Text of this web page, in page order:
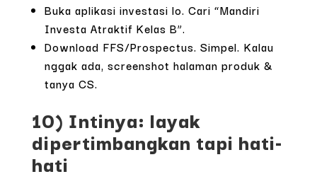
Buka aplikasi investasi lo. Cari “Mandiri
Investa Atraktif Kelas B”.
Download FFS/Prospectus. Simpel. Kalau
nggak ada, screenshot halaman produk &
tanya CS.
10) Intinya: layak
dipertimbangkan tapi hati-
hati